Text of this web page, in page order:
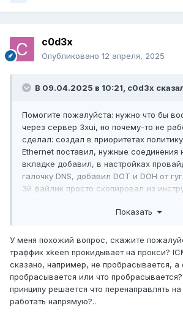
c0d3x
Опубликовано 12 апреля, 2025
В 09.04.2025 в 10:21, c0d3x
Помогите пожалуйста: нужно что бы
через сервер 3xui, но почему-то не
сделал: создал в приоритетах
Ethernet поставил, нужные соединения
вкладке добавил, в настройках
галочку DNS, добавил DOT и DOH от
3й файлик просто скопировал из
указан 61219 не пойму где его
Generator сделал, 5й сам запилил, пинг
идёт, а вот по имени сайты не
связи не удалось обнаружить узел
Как только любой комп исключаю из
работать, xkeen -start отрабатывает
Показать
У меня похожий вопрос, скажите
траффик xkeen прокидывает на прокси?
сказано, например, не пробрасывается, а
пробрасывается или что
принципу решается что перенаправлять
работать напрямую?..